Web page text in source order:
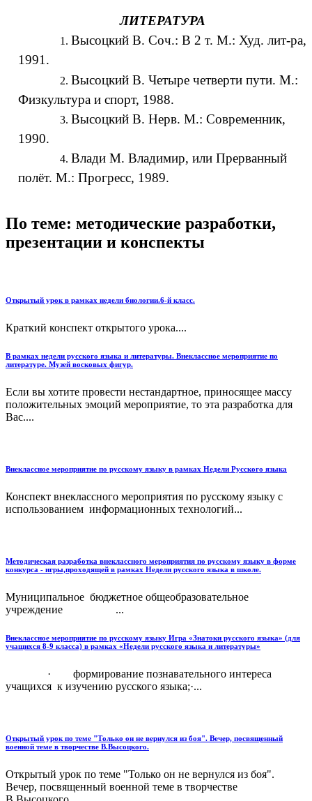
ЛИТЕРАТУРА
Высоцкий В. Соч.: В 2 т. М.: Худ. лит-ра,
1991.
Высоцкий В. Четыре четверти пути. М.:
Физкультура и спорт, 1988.
Высоцкий В. Нерв. М.: Современник,
1990.
Влади М. Владимир, или Прерванный
полёт. М.: Прогресс, 1989.
По теме: методические разработки,
презентации и конспекты
Открытый урок в рамках недели биологии.6-й класс.
Краткий конспект открытого урока....
В рамках недели русского языка и литературы. Внеклассное мероприятие по
литературе. Музей восковых фигур.
Если вы хотите провести нестандартное, приносящее массу
положительных эмоций мероприятие, то эта разработка для
Вас....
Внеклассное мероприятие по русскому языку в рамках Недели Русского языка
Конспект внеклассного мероприятия по русскому языку с
использованием информационных технологий...
Методическая разработка внеклассного мероприятия по русскому языку в форме
конкурса - игры,проходящей в рамках Недели русского языка в школе.
Муниципальное бюджетное общеобразовательное
учреждение ...
Внеклассное мероприятие по русскому языку Игра «Знатоки русского языка» (для
учащихся 8-9 класса) в рамках «Недели русского языка и литературы»
· формирование познавательного интереса
учащихся к изучению русского языка;·...
Открытый урок по теме "Только он не вернулся из боя". Вечер, посвященный
военной теме в творчестве В.Высоцкого.
Открытый урок по теме "Только он не вернулся из боя".
Вечер, посвященный военной теме в творчестве